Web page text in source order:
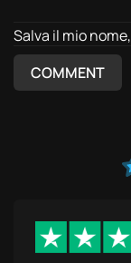
Salva il mio